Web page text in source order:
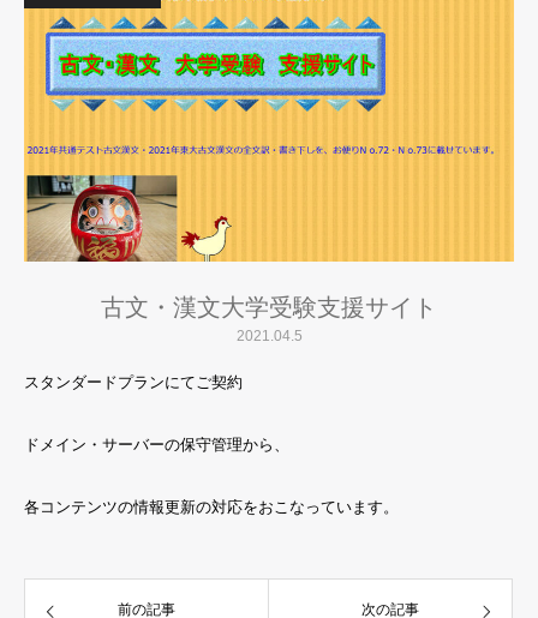
古文・漢文大学受験支援サイト
2021.04.5
スタンダードプランにてご契約
ドメイン・サーバーの保守管理から、
各コンテンツの情報更新の対応をおこなっています。
前の記事 次の記事